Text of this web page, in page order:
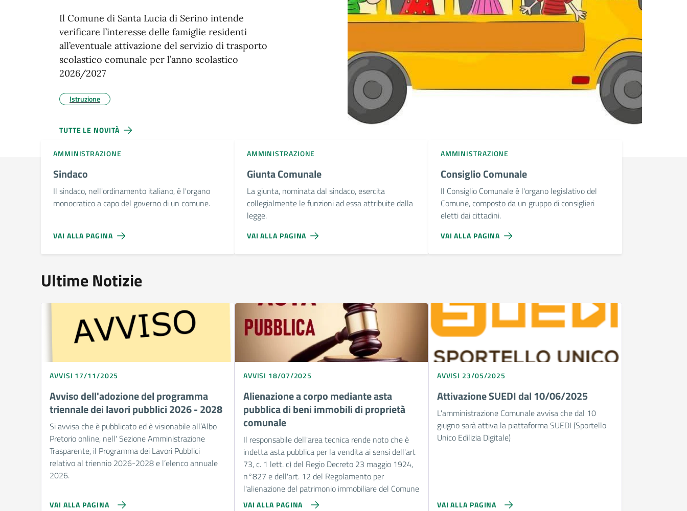
Il Comune di Santa Lucia di Serino intende
verificare l’interesse delle famiglie residenti
all’eventuale attivazione del servizio di trasporto
scolastico comunale per l’anno scolastico
2026/2027
Istruzione
TUTTE LE NOVITÀ
AMMINISTRAZIONE
Sindaco
Il sindaco, nell'ordinamento italiano, è l'organo
monocratico a capo del governo di un comune.
VAI ALLA PAGINA
AMMINISTRAZIONE
Giunta Comunale
La giunta, nominata dal sindaco, esercita
collegialmente le funzioni ad essa attribuite dalla
legge.
VAI ALLA PAGINA
AMMINISTRAZIONE
Consiglio Comunale
Il Consiglio Comunale è l'organo legislativo del
Comune, composto da un gruppo di consiglieri
eletti dai cittadini.
VAI ALLA PAGINA
Ultime Notizie
AVVISI 17/11/2025
Avviso dell'adozione del programma
triennale dei lavori pubblici 2026 - 2028
Si avvisa che è pubblicato ed è visionabile all’Albo
Pretorio online, nell' Sezione Amministrazione
Trasparente, il Programma dei Lavori Pubblici
relativo al triennio 2026-2028 e l’elenco annuale
2026.
VAI ALLA PAGINA
AVVISI 18/07/2025
Alienazione a corpo mediante asta
pubblica di beni immobili di proprietà
comunale
Il responsabile dell'area tecnica rende noto che è
indetta asta pubblica per la vendita ai sensi dell'art
73, c. 1 lett. c) del Regio Decreto 23 maggio 1924,
n°827 e dell'art. 12 del Regolamento per
l'alienazione del patrimonio immobiliare del Comune
VAI ALLA PAGINA
AVVISI 23/05/2025
Attivazione SUEDI dal 10/06/2025
L'amministrazione Comunale avvisa che dal 10
giugno sarà attiva la piattaforma SUEDI (Sportello
Unico Edilizia Digitale)
VAI ALLA PAGINA